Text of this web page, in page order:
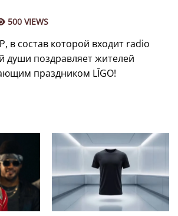
500 VIEWS
в состав которой входит radio
души поздравляет жителей
праздником LĪGO!